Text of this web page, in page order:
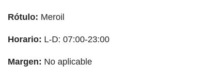
Rótulo: Meroil
Horario: L-D: 07:00-23:00
Margen: No aplicable